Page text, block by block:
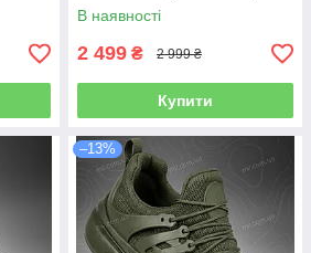
В наявності
2 499 ₴ 2 999 ₴
Купити
–13%